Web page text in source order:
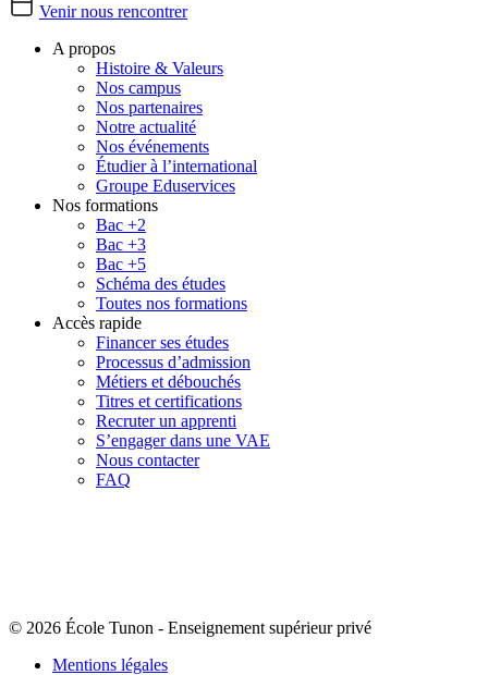
Venir nous rencontrer
A propos
Histoire & Valeurs
Nos campus
Nos partenaires
Notre actualité
Nos événements
Étudier à l’international
Groupe Eduservices
Nos formations
Bac +2
Bac +3
Bac +5
Schéma des études
Toutes nos formations
Accès rapide
Financer ses études
Processus d’admission
Métiers et débouchés
Titres et certifications
Recruter un apprenti
S’engager dans une VAE
Nous contacter
FAQ
© 2026 École Tunon - Enseignement supérieur privé
Mentions légales